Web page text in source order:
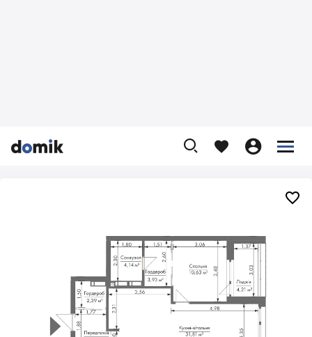


    


